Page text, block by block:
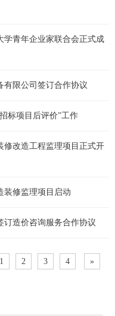
学青年企业家联合会正式成
有限公司签订合作协议
标项目后评价”工作
修改造工程监理项目正式开
装修监理项目启动
订造价咨询服务合作协议
1 2 3 4 »